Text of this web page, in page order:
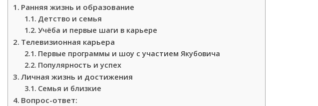
Ранняя жизнь и образование
Детство и семья
Учёба и первые шаги в карьере
Телевизионная карьера
Первые программы и шоу с участием Якубовича
Популярность и успех
Личная жизнь и достижения
Семья и близкие
Вопрос-ответ: